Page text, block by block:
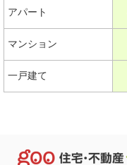
アパート
マンション
一戸建て